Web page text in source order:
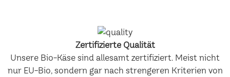
Zertifizierte Qualität
Unsere Bio-Käse sind allesamt zertifiziert. Meist nicht
nur EU-Bio, sondern gar nach strengeren Kriterien von